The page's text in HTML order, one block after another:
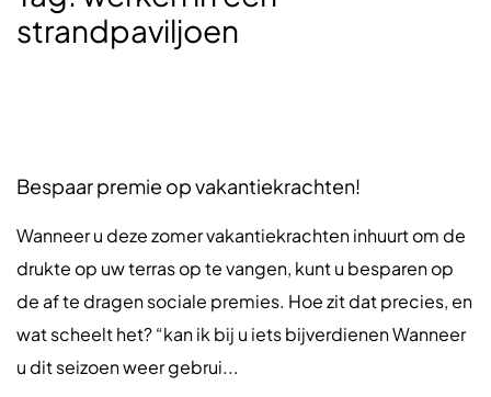
strandpaviljoen
Bespaar premie op vakantiekrachten!
Wanneer u deze zomer vakantiekrachten inhuurt om de
drukte op uw terras op te vangen, kunt u besparen op
de af te dragen sociale premies. Hoe zit dat precies, en
wat scheelt het? “kan ik bij u iets bijverdienen Wanneer
u dit seizoen weer gebrui...